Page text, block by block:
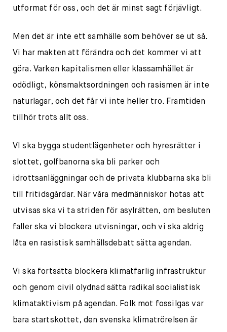
utformat för oss, och det är minst sagt förjävligt.
Men det är inte ett samhälle som behöver se ut så.
Vi har makten att förändra och det kommer vi att
göra. Varken kapitalismen eller klassamhället är
odödligt, könsmaktsordningen och rasismen är inte
naturlagar, och det får vi inte heller tro. Framtiden
tillhör trots allt oss.
VI ska bygga studentlägenheter och hyresrätter i
slottet, golfbanorna ska bli parker och
idrottsanläggningar och de privata klubbarna ska bli
till fritidsgårdar. När våra medmänniskor hotas att
utvisas ska vi ta striden för asylrätten, om besluten
faller ska vi blockera utvisningar, och vi ska aldrig
låta en rasistisk samhällsdebatt sätta agendan.
Vi ska fortsätta blockera klimatfarlig infrastruktur
och genom civil olydnad sätta radikal socialistisk
klimataktivism på agendan. Folk mot fossilgas var
bara startskottet, den svenska klimatrörelsen är